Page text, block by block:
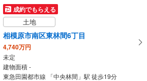
成約でもらえる
土地
相模原市南区東林間6丁目
4,740万円
未定
建物面積 -
東急田園都市線 「中央林間」駅 徒歩19分